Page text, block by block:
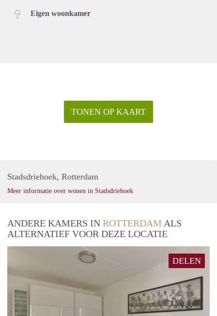
Eigen woonkamer
TONEN OP KAART
Stadsdriehoek, Rotterdam
Meer informatie over wonen in Stadsdriehoek
ANDERE KAMERS IN ROTTERDAM ALS
ALTERNATIEF VOOR DEZE LOCATIE
DELEN